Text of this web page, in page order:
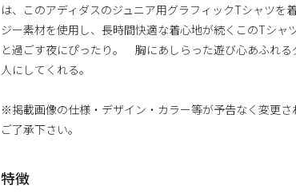
は、このアディダスのジュニア用グラフィックTシャツ
ジー素材を使用し、長時間快適な着心地が続くこのTシャ
と過ごす夜にぴったり。 胸にあしらった遊び心あふれ
人にしてくれる。
※掲載画像の仕様・デザイン・カラー等が予告なく変更
ご了承下さい。
特徴